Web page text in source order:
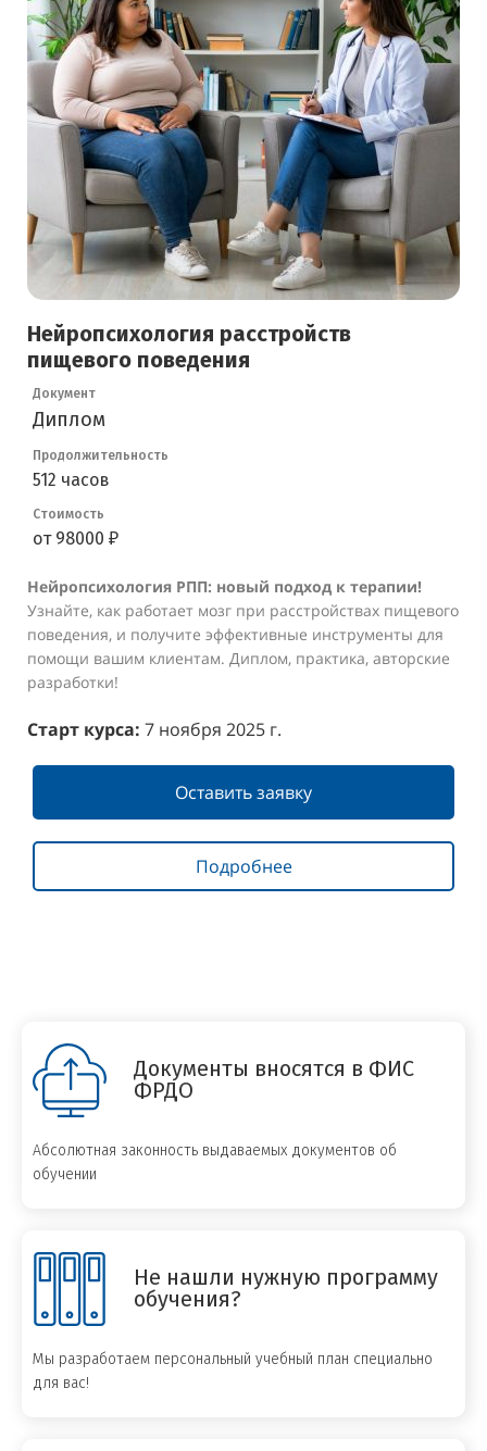
Нейропсихология расстройств
пищевого поведения
Документ
Диплом
Продолжительность
512 часов
Стоимость
от 98000 ₽
Нейропсихология РПП: новый подход к терапии!
Узнайте, как работает мозг при расстройствах пищевого
поведения, и получите эффективные инструменты для
помощи вашим клиентам. Диплом, практика, авторские
разработки!
Старт курса: 7 ноября 2025 г.
Оставить заявку
Подробнее
Документы вносятся в ФИС
ФРДО
Абсолютная законность выдаваемых документов об
обучении
Не нашли нужную программу
обучения?
Мы разработаем персональный учебный план специально
для вас!